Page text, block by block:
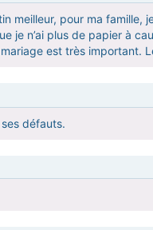
meilleur, pour ma famille,
n’ai plus de papier à
est très important.
défauts.